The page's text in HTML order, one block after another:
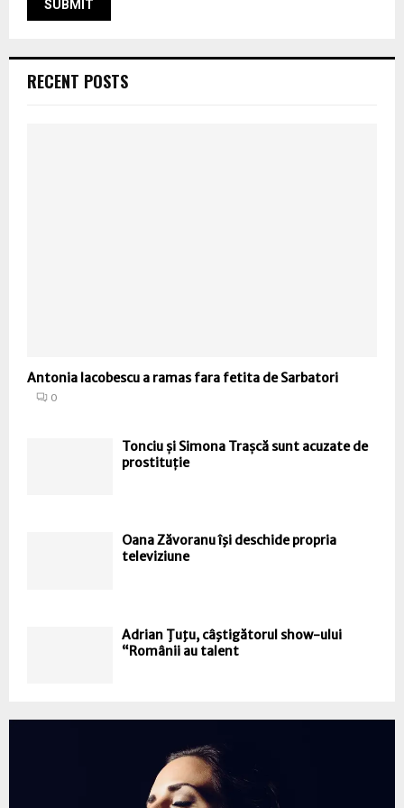
RECENT POSTS
Antonia Iacobescu a ramas fara fetita de Sarbatori
0
Tonciu și Simona Trașcă sunt acuzate de
prostituție
Oana Zăvoranu îşi deschide propria
televiziune
Adrian Ţuţu, câştigătorul show-ului
“Românii au talent